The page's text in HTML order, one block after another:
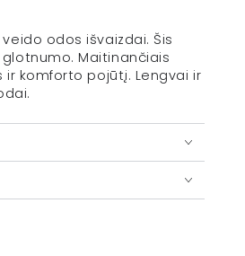
odos išvaizdai. Šis
Maitinančiais
komforto pojūtį. Lengvai ir